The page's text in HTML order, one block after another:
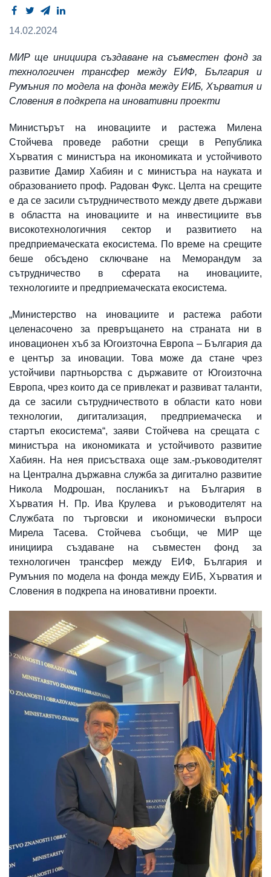
14.02.2024
МИР ще инициира създаване на съвместен фонд за
технологичен трансфер между ЕИФ, България и
Румъния по модела на фонда между ЕИБ, Хърватия и
Словения в подкрепа на иновативни проекти
Министърът на иновациите и растежа Милена
Стойчева проведе работни срещи в Република
Хърватия с министъра на икономиката и устойчивото
развитие Дамир Хабиян и с министъра на науката и
образованието проф. Радован Фукс. Целта на срещите
е да се засили сътрудничеството между двете държави
в областта на иновациите и на инвестициите във
високотехнологичния сектор и развитието на
предприемаческата екосистема. По време на срещите
беше обсъдено сключване на Меморандум за
сътрудничество в сферата на иновациите,
технологиите и предприемаческата екосистема.
„Министерство на иновациите и растежа работи
целенасочено за превръщането на страната ни в
иновационен хъб за Югоизточна Европа – България да
е център за иновации. Това може да стане чрез
устойчиви партньорства с държавите от Югоизточна
Европа, чрез които да се привлекат и развиват таланти,
да се засили сътрудничеството в области като нови
технологии, дигитализация, предприемаческа и
стартъп екосистема“, заяви Стойчева на срещата с
министъра на икономиката и устойчивото развитие
Хабиян. На нея присъстваха още зам.-ръководителят
на Централна държавна служба за дигитално развитие
Никола Модрошан, посланикът на България в
Хърватия Н. Пр. Ива Крулева и ръководителят на
Службата по търговски и икономически въпроси
Мирела Тасева. Стойчева съобщи, че МИР ще
инициира създаване на съвместен фонд за
технологичен трансфер между ЕИФ, България и
Румъния по модела на фонда между ЕИБ, Хърватия и
Словения в подкрепа на иновативни проекти.